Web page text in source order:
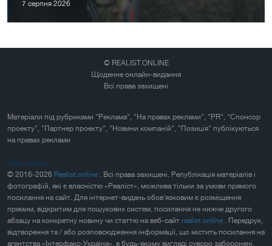
7 серпня 2026
© REALIST.ONLINE
Щоденне онлайн-видання
Всі права захищені
Матеріали під рубриками "Реклама", "На правах реклами", "PR", "Спонсор
проекту", "Партнер проекту", "Новини компаній", "Позиція" публікуються
на правах реклами
Карта сайта
© 2016-2026 Realist.online . Всі права захищені. Републікація матеріалів і
фотографій, які є власністю «Реаліст», можлива тільки за умови прямого
посилання на сайт. Для інтернет-видань обов'язковим є розміщення
прямим, відкритим для пошукових систем, посилання не нижче другого
абзацу на конкретну новину чи статтю на веб-сайт realist.online . Передрук,
відтворення та / або розповсюдження інформації, що містить посилання на
агентства «Інтерфакс-Україна», в будь-якому вигляді суворо заборонені.